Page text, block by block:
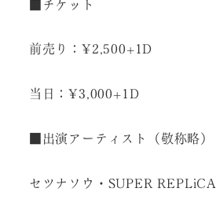
■チケット
前売り：¥2,500+1D
当日：¥3,000+1D
■出演アーティスト（敬称略）
セツナソウ・SUPER